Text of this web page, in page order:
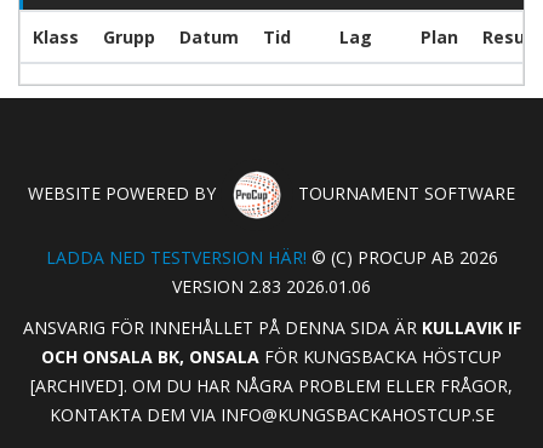
Klass Grupp Datum Tid Lag Plan
WEBSITE POWERED BY TOURNAMENT SOFTWARE
LADDA NED TESTVERSION HÄR! © (C) PROCUP AB 2026
VERSION 2.83 2026.01.06
ANSVARIG FÖR INNEHÅLLET PÅ DENNA SIDA ÄR KULLAVIK IF
OCH ONSALA BK, ONSALA FÖR KUNGSBACKA HÖSTCUP
[ARCHIVED]. OM DU HAR NÅGRA PROBLEM ELLER FRÅGOR,
KONTAKTA DEM VIA INFO@KUNGSBACKAHOSTCUP.SE